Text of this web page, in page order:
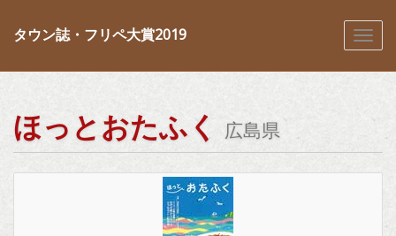
タウン誌・フリペ大賞2019
ほっとおたふく 広島県